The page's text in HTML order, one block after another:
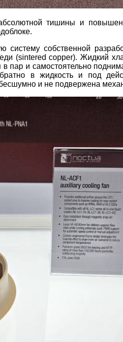
тишины и
собственной
(sintered copper). Жидкий
пар и самостоятельно
в жидкость и под
и не подвержена